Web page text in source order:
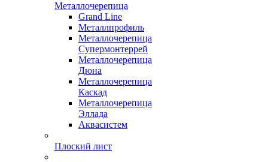
Металлочерепица
Grand Line
Металлпрофиль
Металлочерепица
Супермонтеррей
Металлочерепица
Дюна
Металлочерепица
Каскад
Металлочерепица
Эллада
Аквасистем
Плоский лист